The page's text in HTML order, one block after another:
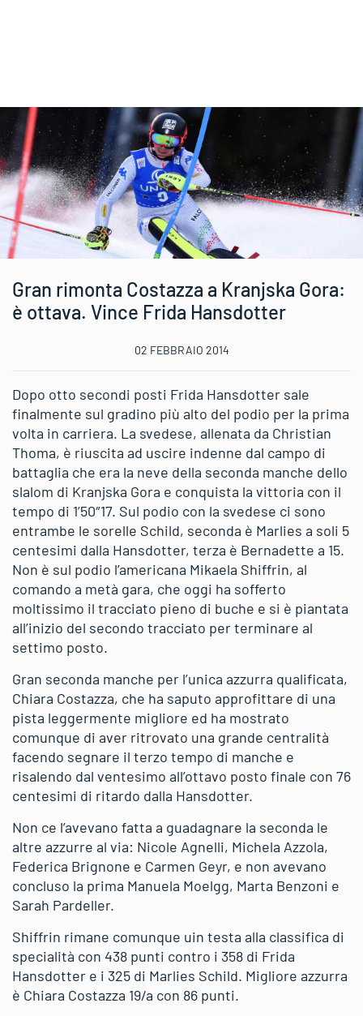
Gran rimonta Costazza a Kranjska Gora:
è ottava. Vince Frida Hansdotter
02 FEBBRAIO 2014
Dopo otto secondi posti Frida Hansdotter sale
finalmente sul gradino più alto del podio per la prima
volta in carriera. La svedese, allenata da Christian
Thoma, è riuscita ad uscire indenne dal campo di
battaglia che era la neve della seconda manche dello
slalom di Kranjska Gora e conquista la vittoria con il
tempo di 1’50″17. Sul podio con la svedese ci sono
entrambe le sorelle Schild, seconda è Marlies a soli 5
centesimi dalla Hansdotter, terza è Bernadette a 15.
Non è sul podio l’americana Mikaela Shiffrin, al
comando a metà gara, che oggi ha sofferto
moltissimo il tracciato pieno di buche e si è piantata
all’inizio del secondo tracciato per terminare al
settimo posto.
Gran seconda manche per l’unica azzurra qualificata,
Chiara Costazza, che ha saputo approfittare di una
pista leggermente migliore ed ha mostrato
comunque di aver ritrovato una grande centralità
facendo segnare il terzo tempo di manche e
risalendo dal ventesimo all’ottavo posto finale con 76
centesimi di ritardo dalla Hansdotter.
Non ce l’avevano fatta a guadagnare la seconda le
altre azzurre al via: Nicole Agnelli, Michela Azzola,
Federica Brignone e Carmen Geyr, e non avevano
concluso la prima Manuela Moelgg, Marta Benzoni e
Sarah Pardeller.
Shiffrin rimane comunque uin testa alla classifica di
specialità con 438 punti contro i 358 di Frida
Hansdotter e i 325 di Marlies Schild. Migliore azzurra
è Chiara Costazza 19/a con 86 punti.